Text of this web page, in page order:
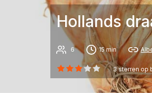
Hollands
6 15 min
3sterren op